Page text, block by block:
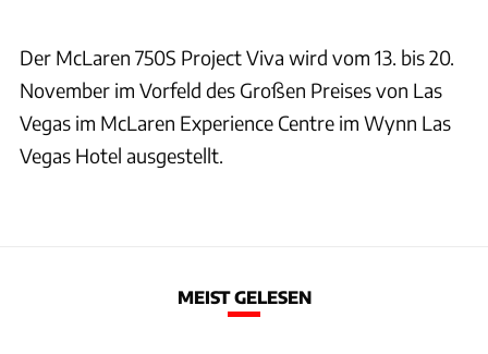
Der McLaren 750S Project Viva wird vom 13. bis 20.
November im Vorfeld des Großen Preises von Las
Vegas im McLaren Experience Centre im Wynn Las
Vegas Hotel ausgestellt.
MEIST GELESEN